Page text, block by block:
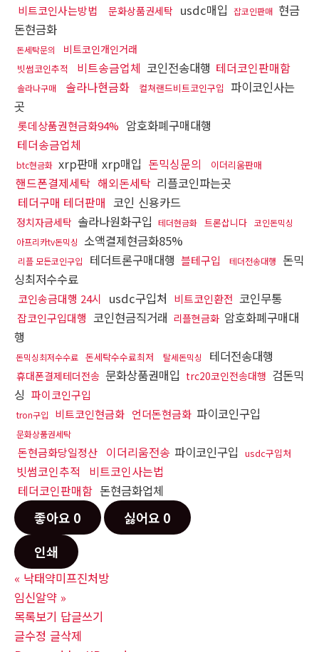
비트코인사는방법 문화상품권세탁 usdc매입 잡코인판매 현금
돈현금화
돈세탁문의 비트코인개인거래
빗썸코인추적 비트송금업체 코인전송대행 테더코인판매함
솔라나구매 솔라나현금화 컬쳐랜드비트코인구입
파이코인사는
곳
롯데상품권현금화94% 암호화폐구매대행
테더송금업체
btc현금화 xrp판매 xrp매입 돈믹싱문의 이더리움판매
핸드폰결제세탁 해외돈세탁 리플코인파는곳
테더구매 테더판매 코인 신용카드
정치자금세탁 솔라나원화구입 테더현금화 트론삽니다 코인돈믹싱
아프리카tv돈믹싱 소액결제현금화85%
리플 모든코인구입 테더트론구매대행 블테구입 테더전송대행
돈믹
싱최저수수료
코인송금대행 24시 usdc구입처 비트코인환전 코인무통
잡코인구입대행 코인현금직거래 리플현금화 암호화폐구매대
행
돈믹싱최저수수료 돈세탁수수료최저 탈세돈믹싱 테더전송대행
휴대폰결제테더전송 문화상품권매입 trc20코인전송대행 검돈믹
싱 파이코인구입
tron구입 비트코인현금화 언더돈현금화 파이코인구입
문화상품권세탁
돈현금화당일정산 이더리움전송 파이코인구입 usdc구입처
빗썸코인추적
비트코인사는법
테더코인판매함 돈현금화업체
좋아요 0 싫어요 0
인쇄
« 낙­태약미­프진처방
임신알약 »
목록보기 답글쓰기
글수정 글삭제